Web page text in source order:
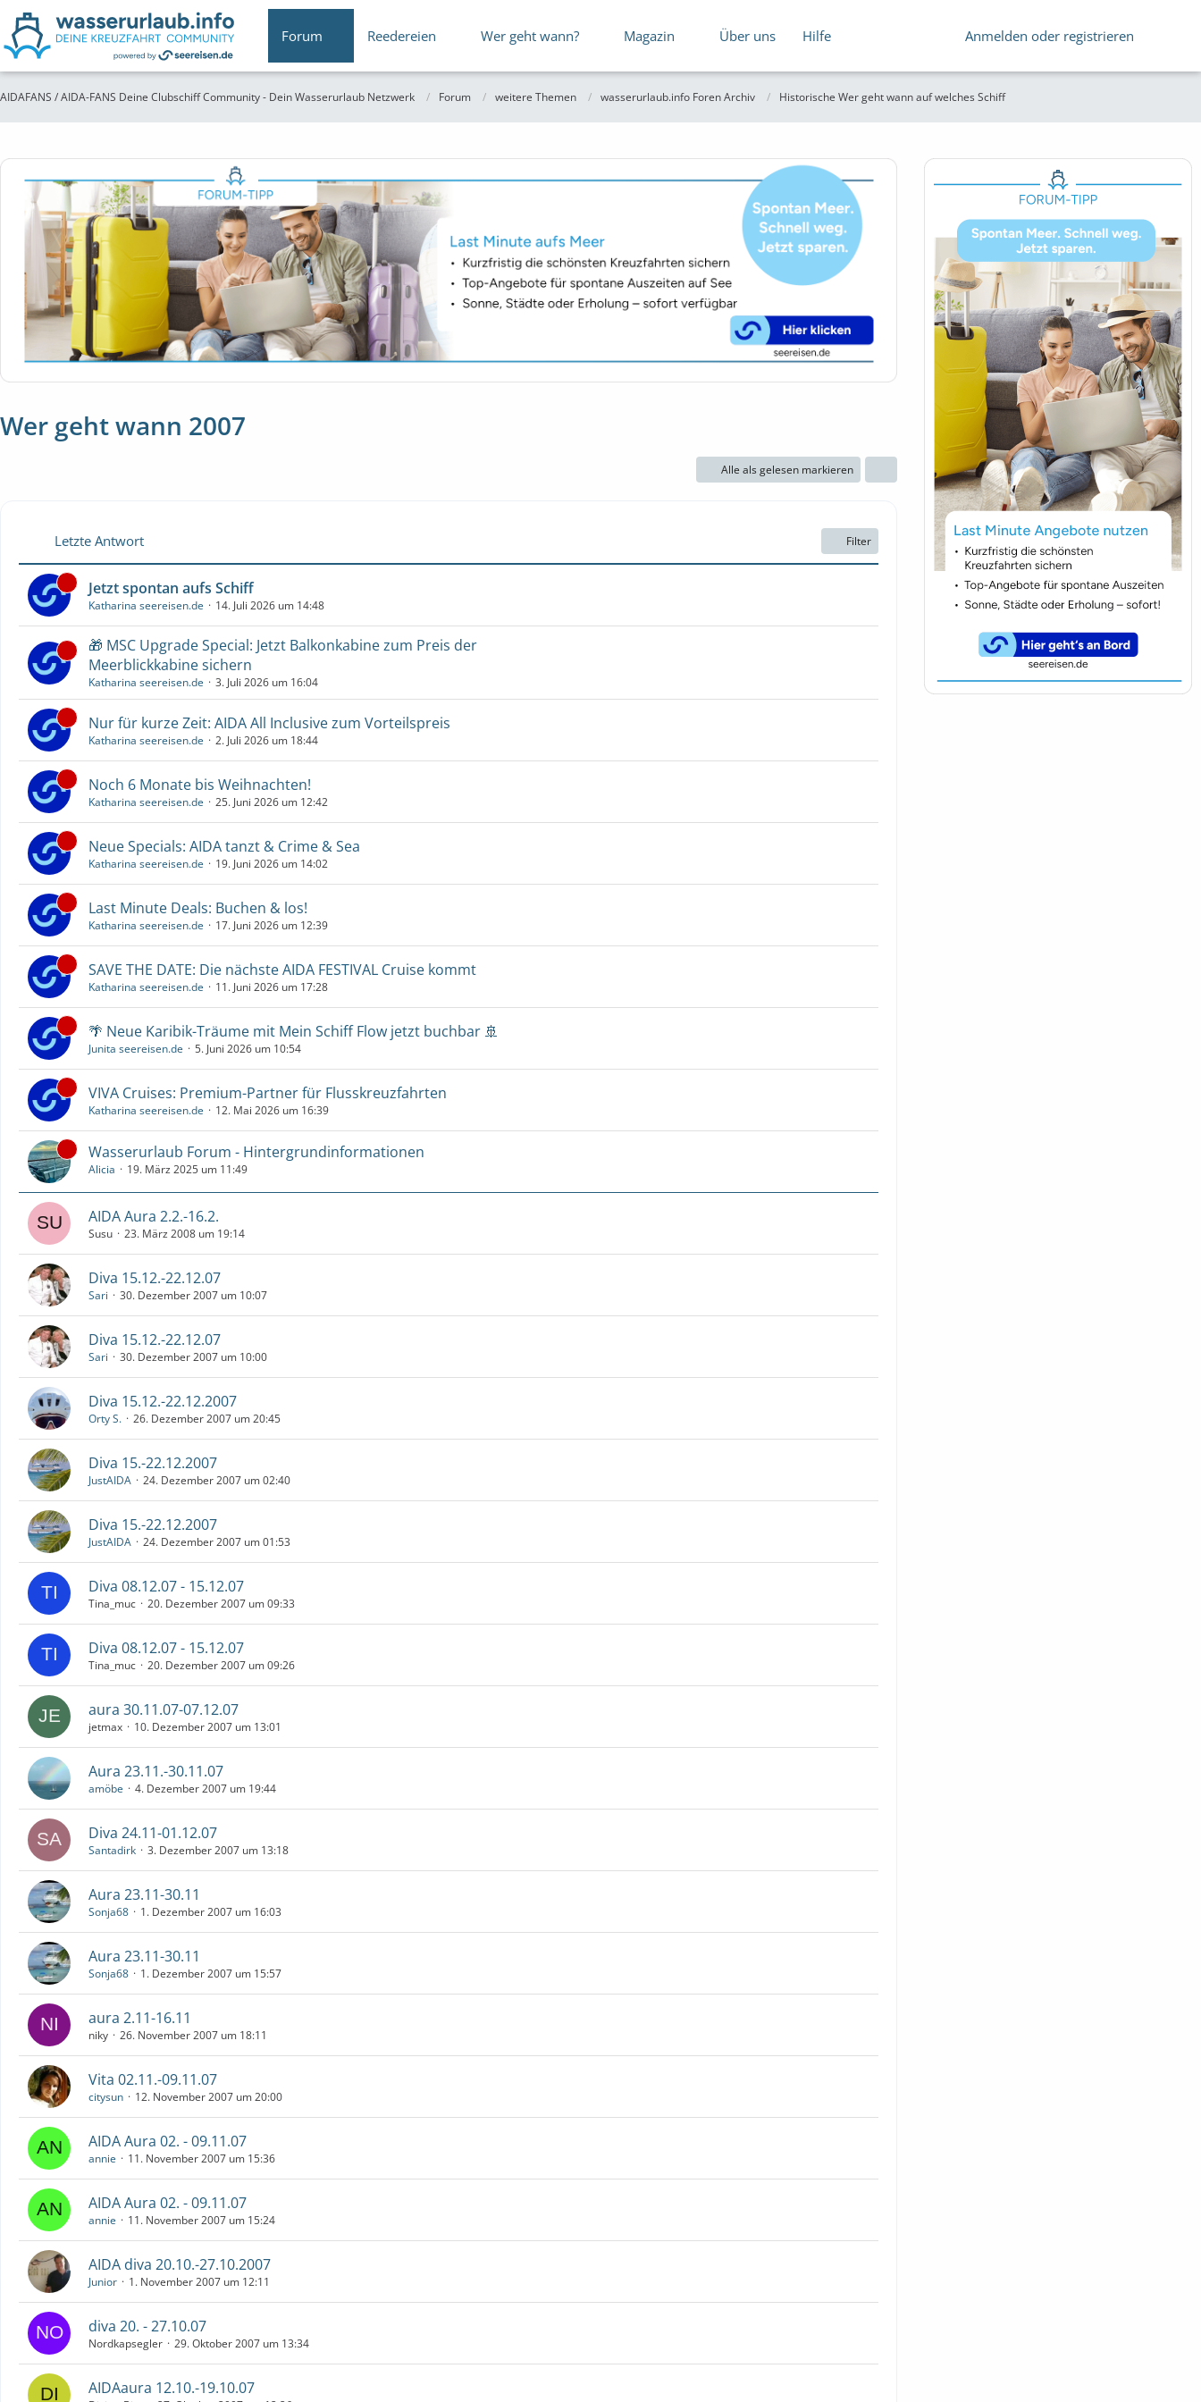
Forum Reedereien Wer geht wann? Magazin Über uns Hilfe Anmelden oder registrieren
AIDAFANS / AIDA-FANS Deine Clubschiff Community - Dein Wasserurlaub Netzwerk Forum weitere Themen wasserurlaub.info Foren Archiv Historische Wer geht wann auf welches Schiff
Wer geht wann 2007
Alle als gelesen markieren
Letzte Antwort Filter
Jetzt spontan aufs Schiff
Katharina seereisen.de 14. Juli 2026 um 14:48
🎁 MSC Upgrade Special: Jetzt Balkonkabine zum Preis der
Meerblickkabine sichern
Katharina seereisen.de 3. Juli 2026 um 16:04
Nur für kurze Zeit: AIDA All Inclusive zum Vorteilspreis
Katharina seereisen.de 2. Juli 2026 um 18:44
Noch 6 Monate bis Weihnachten!
Katharina seereisen.de 25. Juni 2026 um 12:42
Neue Specials: AIDA tanzt & Crime & Sea
Katharina seereisen.de 19. Juni 2026 um 14:02
Last Minute Deals: Buchen & los!
Katharina seereisen.de 17. Juni 2026 um 12:39
SAVE THE DATE: Die nächste AIDA FESTIVAL Cruise kommt
Katharina seereisen.de 11. Juni 2026 um 17:28
🌴 Neue Karibik-Träume mit Mein Schiff Flow jetzt buchbar 🚢
Junita seereisen.de 5. Juni 2026 um 10:54
VIVA Cruises: Premium-Partner für Flusskreuzfahrten
Katharina seereisen.de 12. Mai 2026 um 16:39
Wasserurlaub Forum - Hintergrundinformationen
Alicia 19. März 2025 um 11:49
AIDA Aura 2.2.-16.2.
Susu 23. März 2008 um 19:14
Diva 15.12.-22.12.07
Sari 30. Dezember 2007 um 10:07
Diva 15.12.-22.12.07
Sari 30. Dezember 2007 um 10:00
Diva 15.12.-22.12.2007
Orty S. 26. Dezember 2007 um 20:45
Diva 15.-22.12.2007
JustAIDA 24. Dezember 2007 um 02:40
Diva 15.-22.12.2007
JustAIDA 24. Dezember 2007 um 01:53
Diva 08.12.07 - 15.12.07
Tina_muc 20. Dezember 2007 um 09:33
Diva 08.12.07 - 15.12.07
Tina_muc 20. Dezember 2007 um 09:26
aura 30.11.07-07.12.07
jetmax 10. Dezember 2007 um 13:01
Aura 23.11.-30.11.07
amöbe 4. Dezember 2007 um 19:44
Diva 24.11-01.12.07
Santadirk 3. Dezember 2007 um 13:18
Aura 23.11-30.11
Sonja68 1. Dezember 2007 um 16:03
Aura 23.11-30.11
Sonja68 1. Dezember 2007 um 15:57
aura 2.11-16.11
niky 26. November 2007 um 18:11
Vita 02.11.-09.11.07
citysun 12. November 2007 um 20:00
AIDA Aura 02. - 09.11.07
annie 11. November 2007 um 15:36
AIDA Aura 02. - 09.11.07
annie 11. November 2007 um 15:24
AIDA diva 20.10.-27.10.2007
Junior 1. November 2007 um 12:11
diva 20. - 27.10.07
Nordkapsegler 29. Oktober 2007 um 13:34
AIDAaura 12.10.-19.10.07